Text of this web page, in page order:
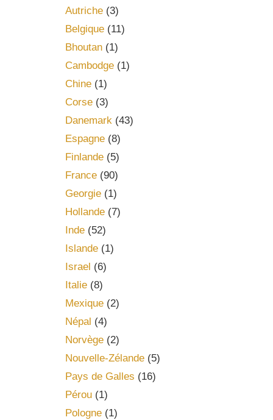
Autriche(3)
Belgique(11)
Bhoutan(1)
Cambodge(1)
Chine(1)
Corse(3)
Danemark(43)
Espagne(8)
Finlande(5)
France(90)
Georgie(1)
Hollande(7)
Inde(52)
Islande(1)
Israel (6)
Italie(8)
Mexique(2)
Népal (4)
Norvège(2)
Nouvelle-Zélande(5)
Pays de Galles (16)
Pérou(1)
Pologne(1)